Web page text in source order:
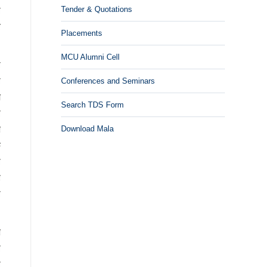
Tender & Quotations
Placements
MCU Alumni Cell
Conferences and Seminars
Search TDS Form
Download Mala